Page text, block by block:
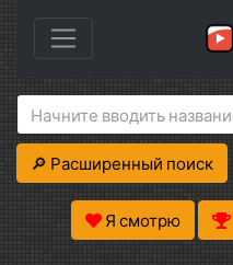
🔎 Расширенный поиск
Я смотрю